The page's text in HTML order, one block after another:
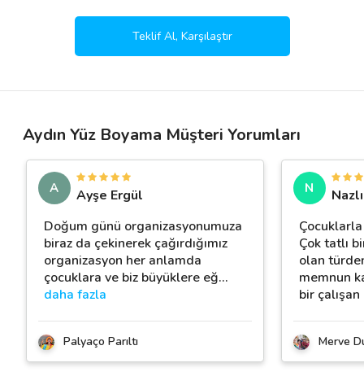
Teklif Al, Karşılaştır
Aydın Yüz Boyama Müşteri Yorumları
A
Ayşe Ergül
Doğum günü organizasyonumuza
biraz da çekinerek çağırdığımız
organizasyon her anlamda
çocuklara ve biz büyüklere eğ…
daha fazla
Palyaço Parıltı
N
Çok tatlı
olan
memnun
bir çalışan
Merve